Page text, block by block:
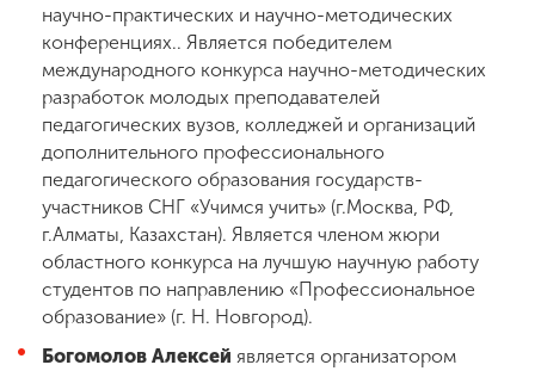
научно-практических и научно-методических
конференциях.. Является победителем
международного конкурса научно-методических
разработок молодых преподавателей
педагогических вузов, колледжей и организаций
дополнительного профессионального
педагогического образования государств-
участников СНГ «Учимся учить» (г.Москва, РФ,
г.Алматы, Казахстан). Является членом жюри
областного конкурса на лучшую научную работу
студентов по направлению «Профессиональное
образование» (г. Н. Новгород).
Богомолов Алексей является организатором